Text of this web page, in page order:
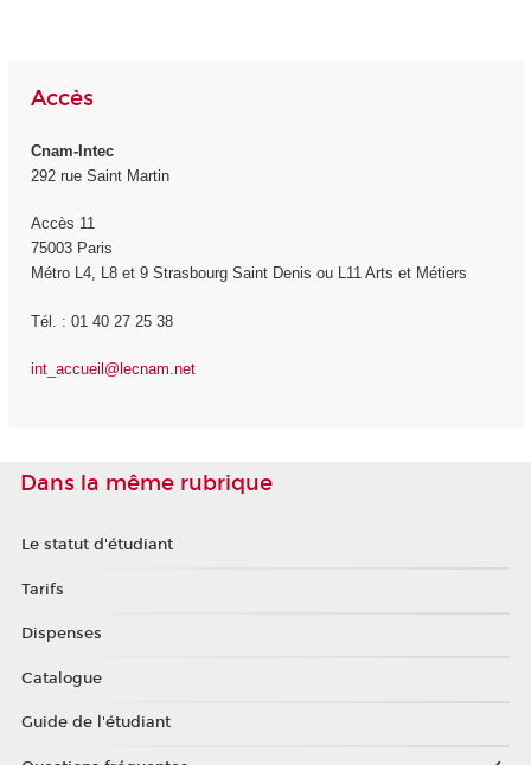
Accès
Cnam-Intec
292 rue Saint Martin
Accès 11
75003 Paris
Métro L4, L8 et 9 Strasbourg Saint Denis ou L11 Arts et Métiers
Tél. : 01 40 27 25 38
int_accueil@lecnam.net
Dans la même rubrique
Le statut d'étudiant
Tarifs
Dispenses
Catalogue
Guide de l'étudiant